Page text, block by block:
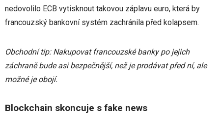
nedovolilo ECB vytisknout takovou záplavu euro, která by
francouzský bankovní systém zachránila před kolapsem.
Obchodní tip: Nakupovat francouzské banky po jejich
záchraně bude asi bezpečnější, než je prodávat před ní, ale
možné je obojí.
Blockchain skoncuje s fake news